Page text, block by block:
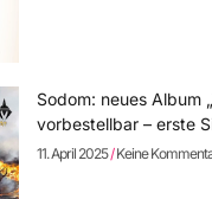
Sodom: neues Album
vorbestellbar – erste
11. April 2025 Keine